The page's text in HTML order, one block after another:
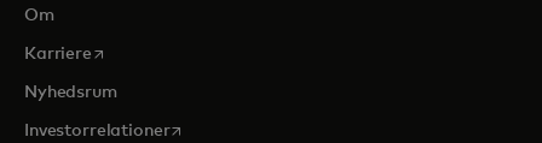
Om
Karriereopens in a new tab
Nyhedsrum
Investorrelationeropens in a new tab